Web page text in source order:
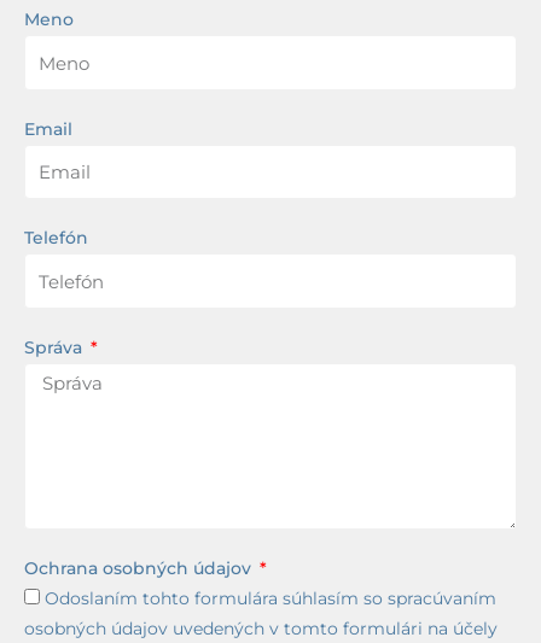
Meno
Email
Telefón
Správa
Ochrana osobných údajov
Odoslaním tohto formulára súhlasím so spracúvaním
osobných údajov uvedených v tomto formulári na účely